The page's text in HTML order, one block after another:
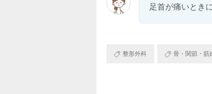
足首が痛いとき
整形外科 骨・関節・筋